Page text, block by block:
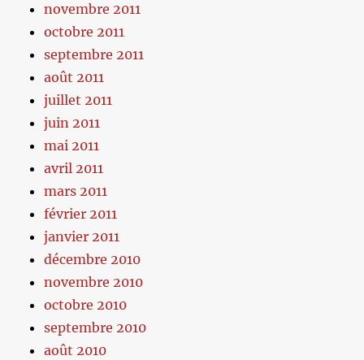
novembre 2011
octobre 2011
septembre 2011
août 2011
juillet 2011
juin 2011
mai 2011
avril 2011
mars 2011
février 2011
janvier 2011
décembre 2010
novembre 2010
octobre 2010
septembre 2010
août 2010